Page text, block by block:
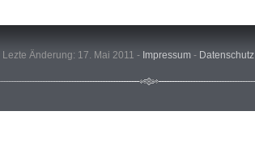
Lezte Änderung: 17. Mai 2011 - Impressum - Datenschutz